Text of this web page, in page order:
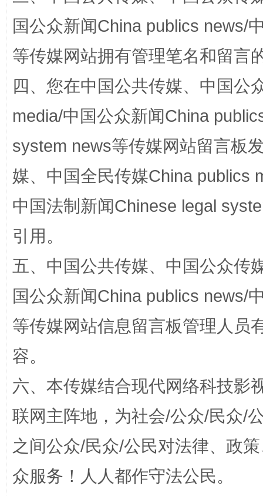
扯下公款旅游的“隐身衣” 如何以
“蜀中异人”王建安的艺术幻境
国公众新闻China publics news/
等传媒网站拥有管理笔名和留言
四、您在中国公共传媒、中国公
media/中国公众新闻China
system news等传媒网站留言板
媒、中国全民传媒China publics
中国法制新闻Chinese legal
引用。
五、中国公共传媒、中国公众传
国公众新闻China publics news/
等传媒网站信息留言板管理人员
容。
六、本传媒结合现代网络科技影
联网主阵地，为社会/公众/民众/
之间公众/民众/公民对法律、政
众服务！人人都作守法公民。